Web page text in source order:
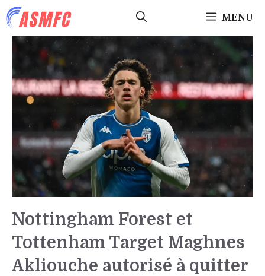
Aller
au
contenu
MENU
Nottingham Forest et
Tottenham Target Maghnes
Akliouche autorisé à quitter